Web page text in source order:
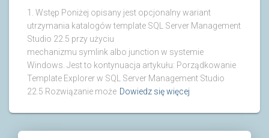
1. Wstęp Poniżej opisany jest opcjonalny wariant
utrzymania katalogów template SQL Server Management
Studio 22.5 przy użyciu
mechanizmu symlink albo junction w systemie
Windows. Jest to kontynuacja artykułu: Porządkowanie
Template Explorer w SQL Server Management Studio
22.5 Rozwiązanie może Dowiedz się więcej